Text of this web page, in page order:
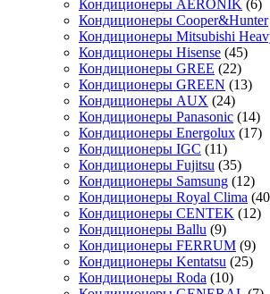
Кондиционеры AERONIK (6)
Кондиционеры Cooper&Hunter
Кондиционеры Mitsubishi
Кондиционеры Hisense (45)
Кондиционеры GREE (22)
Кондиционеры GREEN (13)
Кондиционеры AUX (24)
Кондиционеры Panasonic (14)
Кондиционеры Energolux (17)
Кондиционеры IGC (11)
Кондиционеры Fujitsu (35)
Кондиционеры Samsung (12)
Кондиционеры Royal Clima
Кондиционеры CENTEK (12)
Кондиционеры Ballu (9)
Кондиционеры FERRUM (9)
Кондиционеры Kentatsu (25)
Кондиционеры Roda (10)